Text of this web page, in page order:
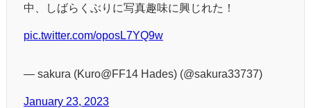
中、しばらくぶりに写真趣味に興じれた！
pic.twitter.com/oposL7YQ9w
— sakura (Kuro@FF14 Hades) (@sakura33737)
January 23, 2023